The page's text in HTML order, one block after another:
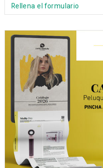
Rellena el formulario